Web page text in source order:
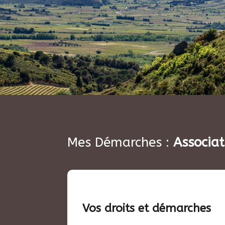
Mes Démarches :
Vos droits et démarches